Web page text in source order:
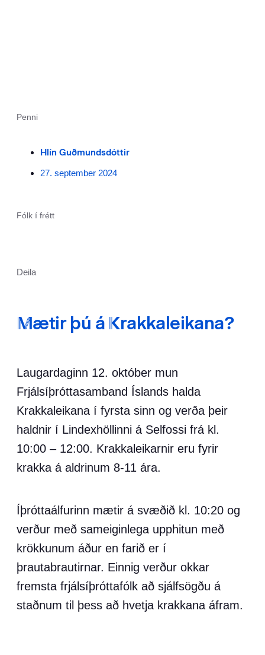
Penni
Hlín Guðmundsdóttir
27. september 2024
Fólk í frétt
Deila
Mætir þú á Krakkaleikana?
Laugardaginn 12. október mun
Frjálsíþróttasamband Íslands halda
Krakkaleikana í fyrsta sinn og verða þeir
haldnir í Lindexhöllinni á Selfossi frá kl.
10:00 – 12:00. Krakkaleikarnir eru fyrir
krakka á aldrinum 8-11 ára.
Íþróttaálfurinn mætir á svæðið kl. 10:20 og
verður með sameiginlega upphitun með
krökkunum áður en farið er í
þrautabrautirnar. Einnig verður okkar
fremsta frjálsíþróttafólk að sjálfsögðu á
staðnum til þess að hvetja krakkana áfram.